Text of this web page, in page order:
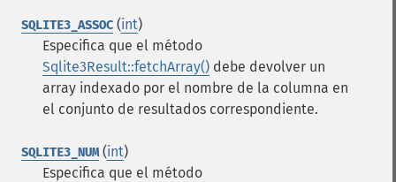
SQLITE3_ASSOC (int)
Especifica que el método
Sqlite3Result::fetchArray() debe devolver un
array indexado por el nombre de la columna en
el conjunto de resultados correspondiente.
SQLITE3_NUM(int)
Especifica que el método